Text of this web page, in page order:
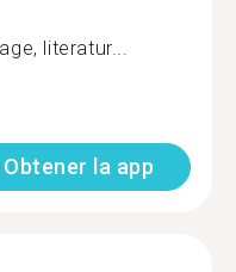
literatur...
Obtener la app